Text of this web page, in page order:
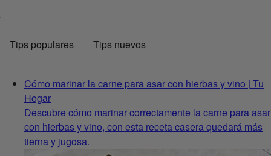
Tips populares Tips nuevos
Cómo marinar la carne para asar con hierbas y vino | Tu
Hogar
Descubre cómo marinar correctamente la carne para asar
con hierbas y vino, con esta receta casera quedará más
tierna y jugosa.